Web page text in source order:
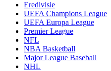
Eredivisie
UEFA Champions League
UEFA Europa League
Premier League
NFL
NBA Basketball
Major League Baseball
NHL